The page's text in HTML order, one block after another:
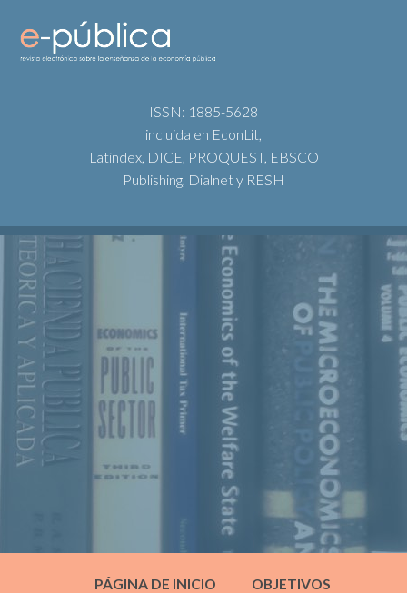
ISSN: 1885-5628
incluida en EconLit,
Latindex, DICE, PROQUEST, EBSCO
Publishing, Dialnet y RESH
PÁGINA DE INICIO OBJETIVOS